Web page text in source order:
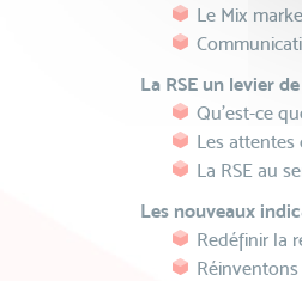
Le Mix
La RSE un levier
Qu'est-ce
Les attentes
La RSE au
Les nouveaux
Redéfinir la